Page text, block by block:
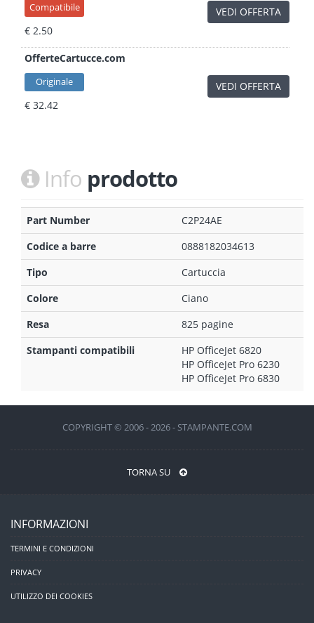
Compatibile
€ 2.50
VEDI OFFERTA
OfferteCartucce.com
Originale
€ 32.42
VEDI OFFERTA
Info prodotto
Part Number
C2P24AE
Codice a barre
0888182034613
Tipo
Cartuccia
Colore
Ciano
Resa
825 pagine
Stampanti compatibili
HP OfficeJet 6820
HP OfficeJet Pro 6230
HP OfficeJet Pro 6830
COPYRIGHT © 2006 - 2026 - STAMPANTE.COM
TORNA SU
INFORMAZIONI
TERMINI E CONDIZIONI
PRIVACY
UTILIZZO DEI COOKIES